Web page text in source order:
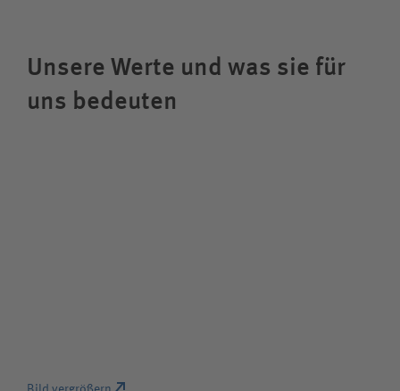
Unsere Werte und was sie für
uns bedeuten